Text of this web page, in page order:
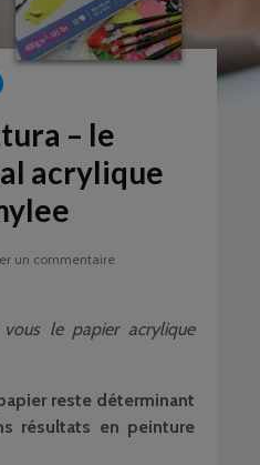
– le
acrylique
un commentaire
le papier acrylique
reste déterminant
résultats en peinture